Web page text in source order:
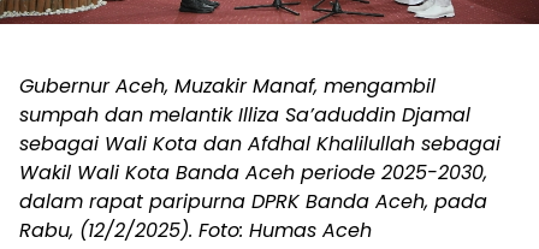
Gubernur Aceh, Muzakir Manaf, mengambil
sumpah dan melantik Illiza Sa’aduddin Djamal
sebagai Wali Kota dan Afdhal Khalilullah sebagai
Wakil Wali Kota Banda Aceh periode 2025-2030,
dalam rapat paripurna DPRK Banda Aceh, pada
Rabu, (12/2/2025). Foto: Humas Aceh